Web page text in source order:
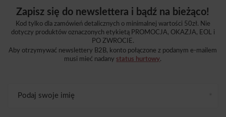
Zapisz się do newslettera i bądź na bieżąco!
Kod tylko dla zamówień detalicznych o minimalnej wartości 50zł. Nie
dotyczy produktów oznaczonych etykietą PROMOCJA, OKAZJA, EOL i
PO ZWROCIE.
Aby otrzymywać newslettery B2B, konto połączone z podanym e-mailem
musi mieć nadany status hurtowy.
Podaj swoje imię